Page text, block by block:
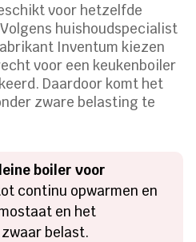
voor hetzelfde
huishoudspecialist
Inventum kiezen
voor een keukenboiler
Daardoor komt het
zware belasting te
boiler voor
continu opwarmen en
en het
belast.